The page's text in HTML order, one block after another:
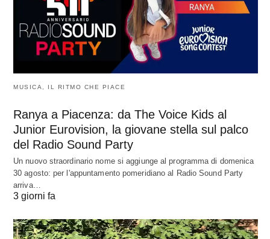
MUSICA, IL RITMO CHE PIACE
Ranya a Piacenza: da The Voice Kids al
Junior Eurovision, la giovane stella sul palco
del Radio Sound Party
Un nuovo straordinario nome si aggiunge al programma di domenica
30 agosto: per l'appuntamento pomeridiano al Radio Sound Party
arriva…
3 giorni fa